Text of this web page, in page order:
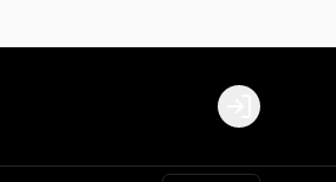
Login